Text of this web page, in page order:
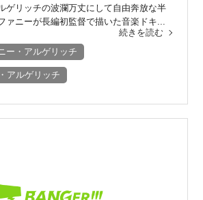
ゲリッチの波瀾万丈にして自由奔放な半
ァニーが長編初監督で描いた音楽ドキ...
続きを読む
ー・アルゲリッチ
アルゲリッチ